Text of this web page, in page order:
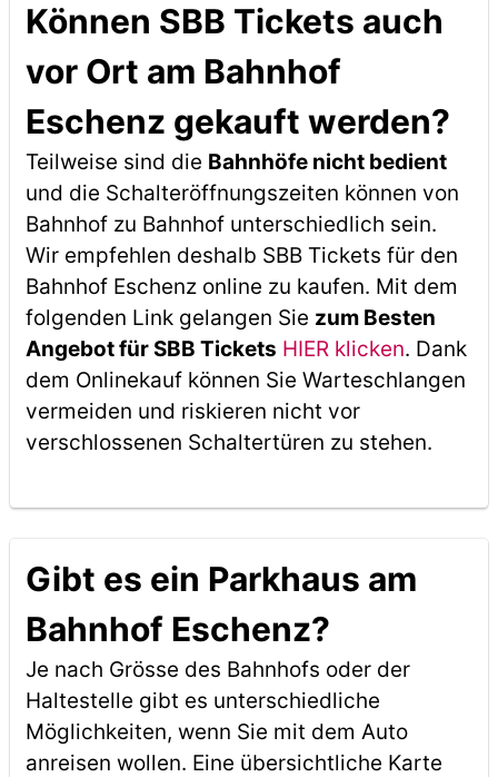
Können SBB Tickets auch
vor Ort am Bahnhof
Eschenz gekauft werden?
Teilweise sind die Bahnhöfe nicht bedient
und die Schalteröffnungszeiten können von
Bahnhof zu Bahnhof unterschiedlich sein.
Wir empfehlen deshalb SBB Tickets für den
Bahnhof Eschenz online zu kaufen. Mit dem
folgenden Link gelangen Sie zum Besten
Angebot für SBB Tickets HIER klicken. Dank
dem Onlinekauf können Sie Warteschlangen
vermeiden und riskieren nicht vor
verschlossenen Schaltertüren zu stehen.
Gibt es ein Parkhaus am
Bahnhof Eschenz?
Je nach Grösse des Bahnhofs oder der
Haltestelle gibt es unterschiedliche
Möglichkeiten, wenn Sie mit dem Auto
anreisen wollen. Eine übersichtliche Karte